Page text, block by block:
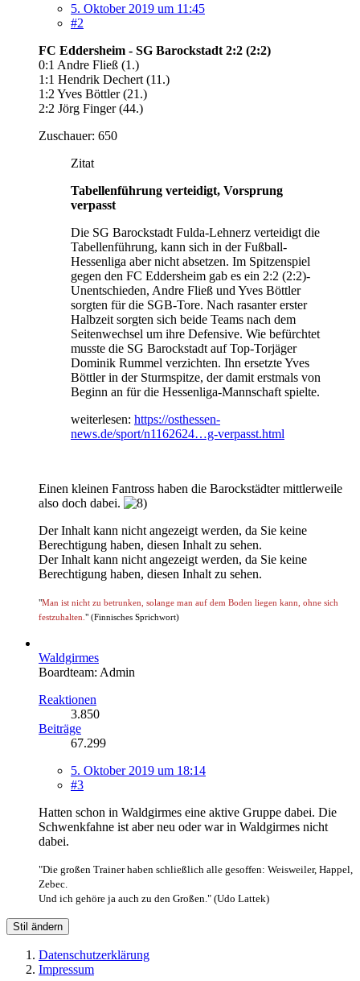
5. Oktober 2019 um 11:45
#2
FC Eddersheim - SG Barockstadt 2:2 (2:2)
0:1 Andre Fließ (1.)
1:1 Hendrik Dechert (11.)
1:2 Yves Böttler (21.)
2:2 Jörg Finger (44.)
Zuschauer: 650
Zitat
Tabellenführung verteidigt, Vorsprung
verpasst
Die SG Barockstadt Fulda-Lehnerz verteidigt die
Tabellenführung, kann sich in der Fußball-
Hessenliga aber nicht absetzen. Im Spitzenspiel
gegen den FC Eddersheim gab es ein 2:2 (2:2)-
Unentschieden, Andre Fließ und Yves Böttler
sorgten für die SGB-Tore. Nach rasanter erster
Halbzeit sorgten sich beide Teams nach dem
Seitenwechsel um ihre Defensive. Wie befürchtet
musste die SG Barockstadt auf Top-Torjäger
Dominik Rummel verzichten. Ihn ersetzte Yves
Böttler in der Sturmspitze, der damit erstmals von
Beginn an für die Hessenliga-Mannschaft spielte.
weiterlesen: https://osthessen-
news.de/sport/n1162624…g-verpasst.html
Einen kleinen Fantross haben die Barockstädter mittlerweile
also doch dabei.
Der Inhalt kann nicht angezeigt werden, da Sie keine
Berechtigung haben, diesen Inhalt zu sehen.
Der Inhalt kann nicht angezeigt werden, da Sie keine
Berechtigung haben, diesen Inhalt zu sehen.
"Man ist nicht zu betrunken, solange man auf dem Boden liegen kann, ohne sich
festzuhalten. " (Finnisches Sprichwort)
Waldgirmes
Boardteam: Admin
Reaktionen
3.850
Beiträge
67.299
5. Oktober 2019 um 18:14
#3
Hatten schon in Waldgirmes eine aktive Gruppe dabei. Die
Schwenkfahne ist aber neu oder war in Waldgirmes nicht
dabei.
"Die großen Trainer haben schließlich alle gesoffen: Weisweiler, Happel,
Zebec.
Und ich gehöre ja auch zu den Großen." (Udo Lattek)
Stil ändern
Datenschutzerklärung
Impressum